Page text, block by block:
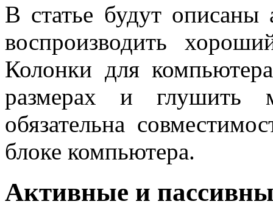
В статье будут описаны
воспроизводить
Колонки для
размерах и глушить
обязательна
блоке компьютера.
Активные и